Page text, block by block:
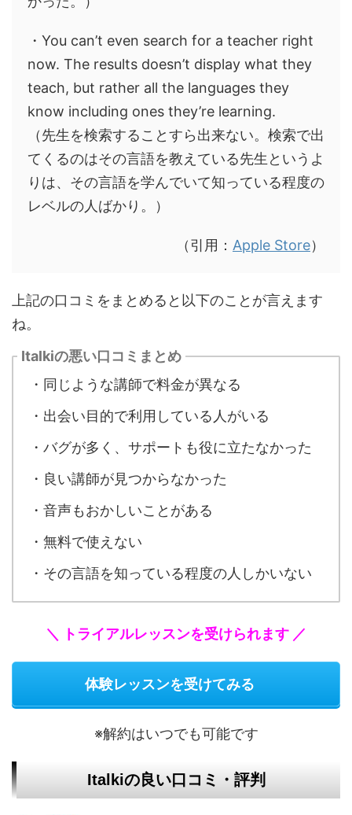
・You can’t even search for a teacher right
now. The results doesn’t display what they
teach, but rather all the languages they
know including ones they’re learning.
（先生を検索することすら出来ない。検索で出
てくるのはその言語を教えている先生というよ
りは、その言語を学んでいて知っている程度の
レベルの人ばかり。）
（引用： Apple Store）
上記の口コミをまとめると以下のことが言えます
ね。
Italkiの悪い口コミまとめ
・同じような講師で料金が異なる
・出会い目的で利用している人がいる
・バグが多く、サポートも役に立たなかった
・良い講師が見つからなかった
・音声もおかしいことがある
・無料で使えない
・その言語を知っている程度の人しかいない
＼ トライアルレッスンを受けられます ／
体験レッスンを受けてみる
※解約はいつでも可能です
Italkiの良い口コミ・評判